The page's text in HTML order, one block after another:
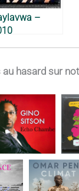
–
hasard sur